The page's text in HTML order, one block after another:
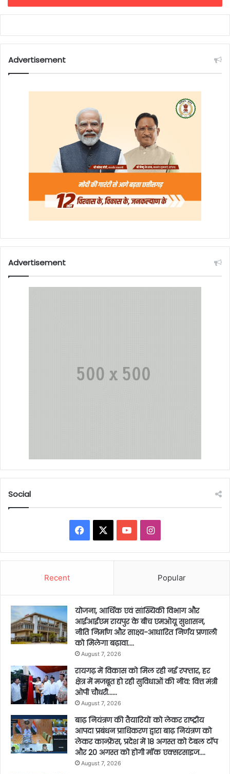
Advertisement
Advertisement
Social
Facebook YouTubeInstagram
Recent Popular
योजना, आर्थिक एवं सांख्यिकी विभाग और
आईआईएम रायपुर के बीच एमओयू सुशासन,
नीति निर्माण और साक्ष्य-आधारित निर्णय प्रणाली
को मिलेगा बढ़ावा….
August 7, 2026
रायगढ़ में विकास को मिल रही नई रफ्तार, हर
क्षेत्र में मजबूत हो रही सुविधाओं की नींव: वित्त मंत्री
ओपी चौधरी……
August 7, 2026
बाढ़ नियंत्रण की तैयारियों को लेकर राष्ट्रीय
आपदा प्रबंधन प्राधिकरण द्वारा बाढ़ नियंत्रण को
लेकर कान्फ्रेंस, प्रदेश में 18 अगस्त को टेबल टॉप
और 20 अगस्त को होगी मॉक एक्सरसाइज….
August 7, 2026